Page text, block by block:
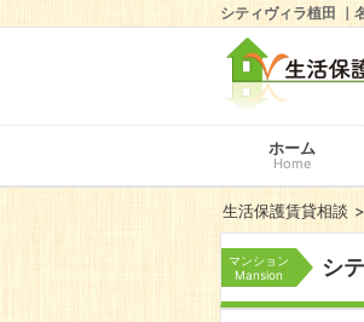
シティヴィラ植田 ｜
ホーム
Home
生活保護賃貸相談
マンション
Mansion
シ